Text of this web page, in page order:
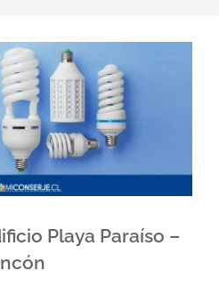
Playa Paraíso –